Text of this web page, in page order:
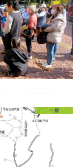
一般